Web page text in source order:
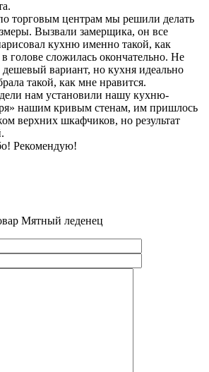
торговым центрам мы решили делать
Вызвали замерщика, он все
кухню именно такой, как
голове сложилась окончательно. Не
вариант, но кухня идеально
такой, как мне нравится.
нам установили нашу кухню-
нашим кривым стенам, им пришлось
верхних шкафчиков, но результат
Рекомендую!
Мятный леденец